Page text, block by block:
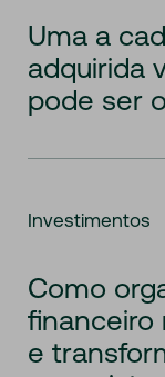
Uma a
adquirida
pode ser
Investimentos
Como
financeiro
e